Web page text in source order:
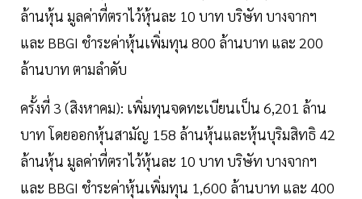
ล้านหุ้น มูลค่าที่ตราไว้หุ้นละ 10 บาท บริษัท บางจากฯ
และ BBGI ชำระค่าหุ้นเพิ่มทุน 800 ล้านบาท และ 200
ล้านบาท ตามลำดับ
ครั้งที่ 3 (สิงหาคม): เพิ่มทุนจดทะเบียนเป็น 6,201 ล้าน
บาท โดยออกหุ้นสามัญ 158 ล้านหุ้นและหุ้นบุริมสิทธิ 42
ล้านหุ้น มูลค่าที่ตราไว้หุ้นละ 10 บาท บริษัท บางจากฯ
และ BBGI ชำระค่าหุ้นเพิ่มทุน 1,600 ล้านบาท และ 400